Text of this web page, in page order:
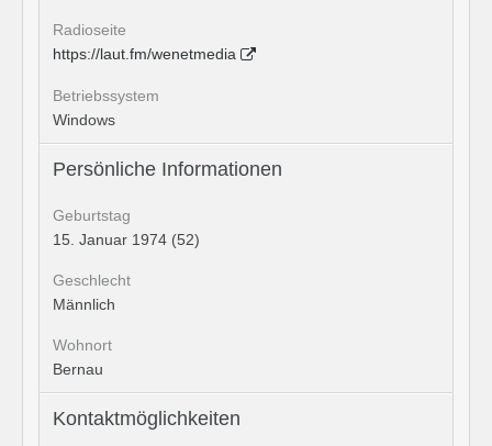
Radioseite
https://laut.fm/wenetmedia
Betriebssystem
Windows
Persönliche Informationen
Geburtstag
15. Januar 1974 (52)
Geschlecht
Männlich
Wohnort
Bernau
Kontaktmöglichkeiten